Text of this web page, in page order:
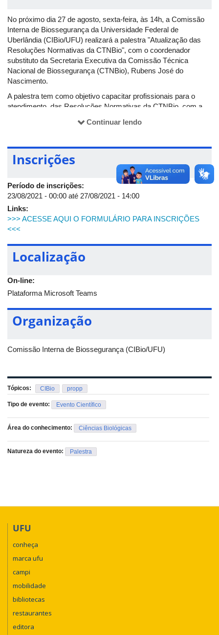
No próximo dia 27 de agosto, sexta-feira, às 14h, a Comissão
Interna de Biossegurança da Universidade Federal de
Uberlândia (CIBio/UFU) realizará a palestra "Atualização das
Resoluções Normativas da CTNBio", com o coordenador
substituto da Secretaria Executiva da Comissão Técnica
Nacional de Biossegurança (CTNBio), Rubens José do
Nascimento.
A palestra tem como objetivo capacitar profissionais para o
atendimento das Resoluções Normativas da CTNBio, com a
empregados em atividades que envolvam acompanhamento,
Modificados (OGMs) dentro dos laboratórios.
A palestra será realizada virtualmente, via plataforma Microsoft
Teams. Haverá emissão de certificados pelo Sistema de
Informação de Extensão (Siex).
Continuar lendo
Inscrições
Período de inscrições:
23/08/2021 - 00:00 até 27/08/2021 - 14:00
Links:
>>> ACESSE AQUI O FORMULÁRIO PARA INSCRIÇÕES
<<<
Localização
On-line:
Plataforma Microsoft Teams
Organização
Comissão Interna de Biossegurança (CIBio/UFU)
Tópicos: CIBio propp
Tipo de evento: Evento Científico
Área do conhecimento: Ciências Biológicas
Natureza do evento: Palestra
UFU
conheça
marca ufu
campi
mobilidade
bibliotecas
restaurantes
editora